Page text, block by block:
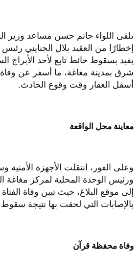
تلقى اللواء حاتم حسن مساعد وزير
إخطارًا من العقيد بلال الجنايني
يفيد بسقوط حائط تابع لأحد الأبراج
شرق بمدينة مغاغة، ما أسفر عن وفاة
أسفل العقار وقت وقوع الحادث.
معاينة محل الواقعة
وعلى الفور، انتقلت الأجهزة الأمنية
ورئيس الوحدة المحلية لمركز مغاغة
إلى موقع البلاغ، حيث تبين وفاة
بالإصابات التي لحقت بها نتيجة سقوط
وفاة محفظة قرآن